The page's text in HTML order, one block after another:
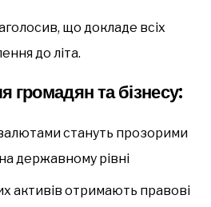
що докладе всіх
до літа.
громадян та бізнесу:
стануть прозорими
державному рівні
активів отримають правові